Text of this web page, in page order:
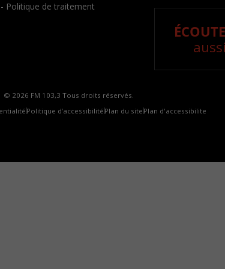
- Politique de traitement
© 2026 FM 103,3 Tous droits réservés.
Politique d’accessibilité Plan du site Plan d'accessibilite